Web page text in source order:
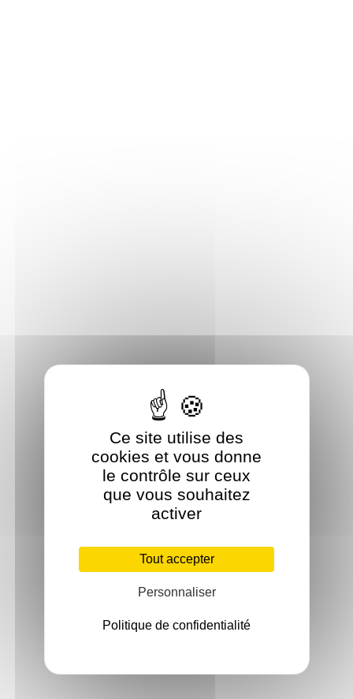
Ce site utilise des
cookies et vous donne
le contrôle sur ceux
que vous souhaitez
activer
Tout accepter
Personnaliser
Politique de confidentialité